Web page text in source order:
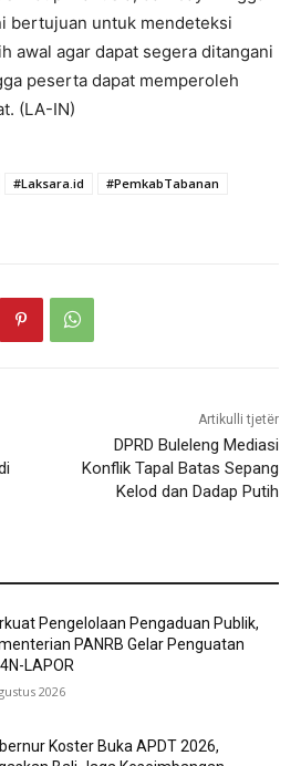
bertujuan untuk mendeteksi
awal agar dapat segera ditangani
peserta dapat memperoleh
(LA-IN)
#Laksara.id
#PemkabTabanan
Artikulli tjetër
DPRD Buleleng Mediasi
Konflik Tapal Batas Sepang
Kelod dan Dadap Putih
Pengelolaan Pengaduan Publik,
PANRB Gelar Penguatan
LAPOR
2026
Koster Buka APDT 2026,